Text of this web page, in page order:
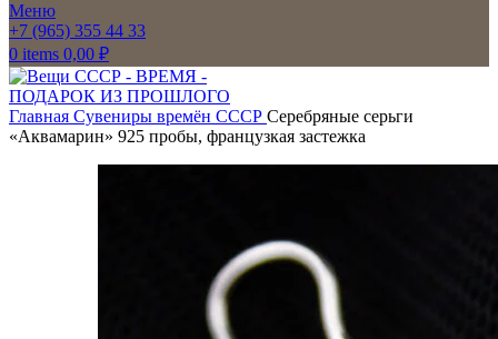
Меню
+7 (965) 355 44 33
0 items 0,00 ₽
Главная Сувениры времён СССР Серебряные серьги
«Аквамарин» 925 пробы, французкая застежка